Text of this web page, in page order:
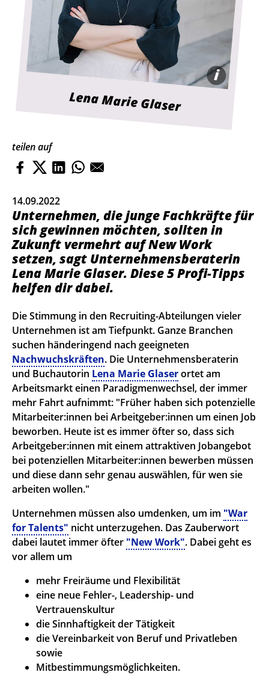
i
ELODIE GRETHEN
Lena Marie Glaser
teilen auf
14.09.2022
Unternehmen, die junge Fachkräfte für
sich gewinnen möchten, sollten in
Zukunft vermehrt auf New Work
setzen, sagt Unternehmensberaterin
Lena Marie Glaser. Diese 5 Profi-Tipps
helfen dir dabei.
Die Stimmung in den Recruiting-Abteilungen vieler
Unternehmen ist am Tiefpunkt. Ganze Branchen
suchen händeringend nach geeigneten
Nachwuchskräften. Die Unternehmensberaterin
und Buchautorin Lena Marie Glaserortet am
Arbeitsmarkt einen Paradigmenwechsel, der immer
mehr Fahrt aufnimmt: "Früher haben sich potenzielle
Mitarbeiter:innen bei Arbeitgeber:innen um einen Job
beworben. Heute ist es immer öfter so, dass sich
Arbeitgeber:innen mit einem attraktiven Jobangebot
bei potenziellen Mitarbeiter:innen bewerben müssen
und diese dann sehr genau auswählen, für wen sie
arbeiten wollen."
Unternehmen müssen also umdenken, um im "War
for Talents" nicht unterzugehen. Das Zauberwort
dabei lautet immer öfter "New Work". Dabei geht es
vor allem um
mehr Freiräume und Flexibilität
eine neue Fehler-, Leadership- und
Vertrauenskultur
die Sinnhaftigkeit der Tätigkeit
die Vereinbarkeit von Beruf und Privatleben
sowie
Mitbestimmungsmöglichkeiten.